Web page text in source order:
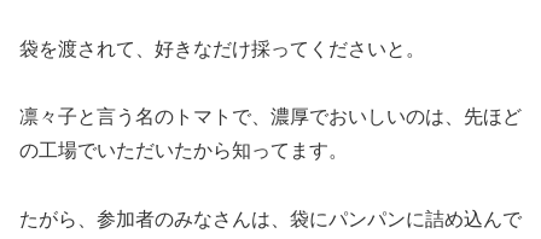
袋を渡されて、好きなだけ採ってくださいと。
凛々子と言う名のトマトで、濃厚でおいしいのは、先ほど
の工場でいただいたから知ってます。
たがら、参加者のみなさんは、袋にパンパンに詰め込んで